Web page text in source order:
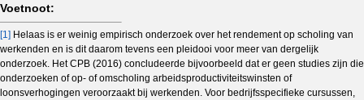
Voetnoot:
[1] Helaas is er weinig empirisch onderzoek over het rendement op scholing van
werkenden en is dit daarom tevens een pleidooi voor meer van dergelijk
onderzoek. Het CPB (2016) concludeerde bijvoorbeeld dat er geen studies zijn die
onderzoeken of op- of omscholing arbeidsproductiviteitswinsten of
loonsverhogingen veroorzaakt bij werkenden. Voor bedrijfsspecifieke cursussen,